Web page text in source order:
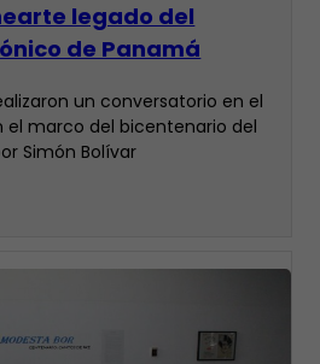
legado del
de Panamá
un conversatorio en el
el marco del bicentenario del
Simón Bolívar